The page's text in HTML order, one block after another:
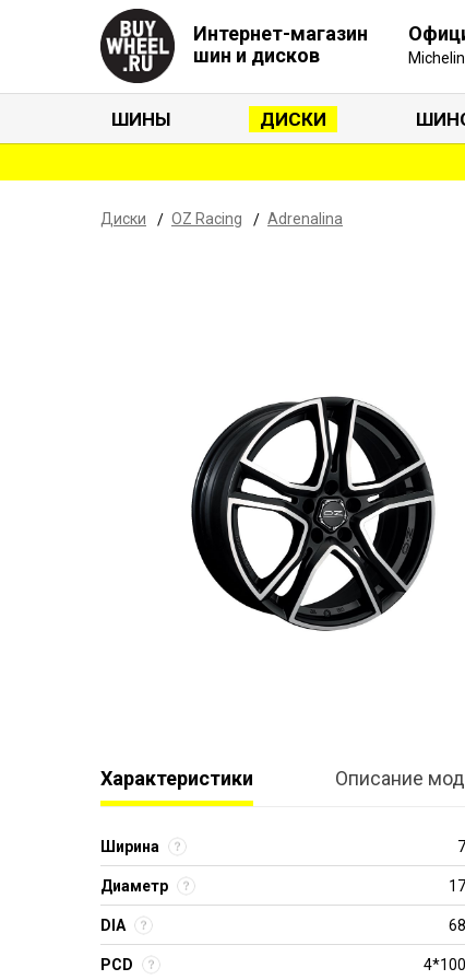
Интернет-магазин
шин и дисков
ШИНЫ ДИСКИ
Диски OZ Racing Adrenalina
Характеристики Описание
Ширина 7
Диаметр 17
DIA 68
PCD 4*100